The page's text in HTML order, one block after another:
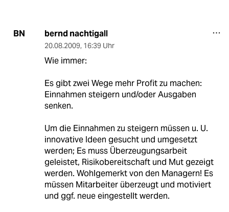
BN bernd nachtigall
20.08.2009, 16:39 Uhr
Wie immer:
Es gibt zwei Wege mehr Profit zu machen:
Einnahmen steigern und/oder Ausgaben
senken.
Um die Einnahmen zu steigern müssen u. U.
innovative Ideen gesucht und umgesetzt
werden; Es muss Überzeugungsarbeit
geleistet, Risikobereitschaft und Mut gezeigt
werden. Wohlgemerkt von den Managern! Es
müssen Mitarbeiter überzeugt und motiviert
und ggf. neue eingestellt werden.